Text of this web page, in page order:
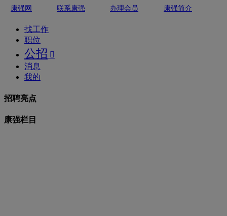
康强网
联系康强 办理会员 康强简介
找工作
职位
公招 
消息
我的
招聘亮点
康强栏目